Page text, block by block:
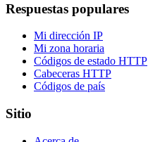
Respuestas populares
Mi dirección IP
Mi zona horaria
Códigos de estado HTTP
Cabeceras HTTP
Códigos de país
Sitio